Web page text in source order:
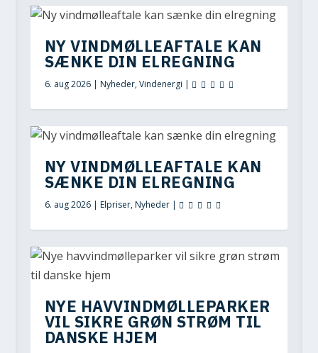
NY VINDMØLLEAFTALE KAN
SÆNKE DIN ELREGNING
6. aug 2026| Nyheder,Vindenergi |
NY VINDMØLLEAFTALE KAN
SÆNKE DIN ELREGNING
6. aug 2026| Elpriser,Nyheder|
NYE HAVVINDMØLLEPARKER
VIL SIKRE GRØN STRØM TIL
DANSKE HJEM